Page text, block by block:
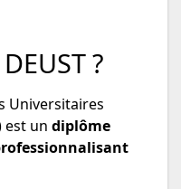
?
Universitaires
est un diplôme